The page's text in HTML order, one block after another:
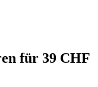
für 39 CHF